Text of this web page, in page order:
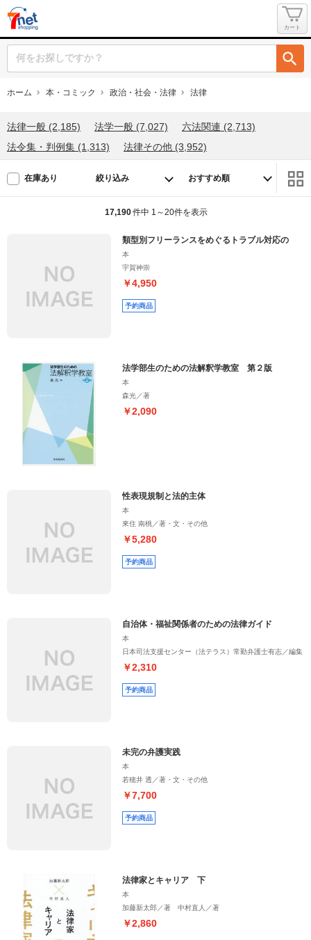
カート
ホーム 本・コミック 政治・社会・法律 法律
法律一般 (2,185) 法学一般 (7,027)
六法関連 (2,713)
法令集・判例集 (1,313)
法律その他 (3,952)
在庫あり 絞り込み
17,190件中 1～20件を表示
類型別フリーランスをめぐるトラブル対応の
本
宇賀神崇
￥4,950
予約商品
法学部生のための法解釈学教室 第２版
本
森光／著
￥2,090
性表現規制と法的主体
本
來住 南桃／著・文・その他
￥5,280
予約商品
自治体・福祉関係者のための法律ガイド
本
日本司法支援センター（法テラス）常勤弁護士有志／編集
￥2,310
予約商品
未完の弁護実践
本
若穂井 透／著・文・その他
￥7,700
予約商品
法律家とキャリア 下
本
加藤新太郎／著 中村直人／著
￥2,860